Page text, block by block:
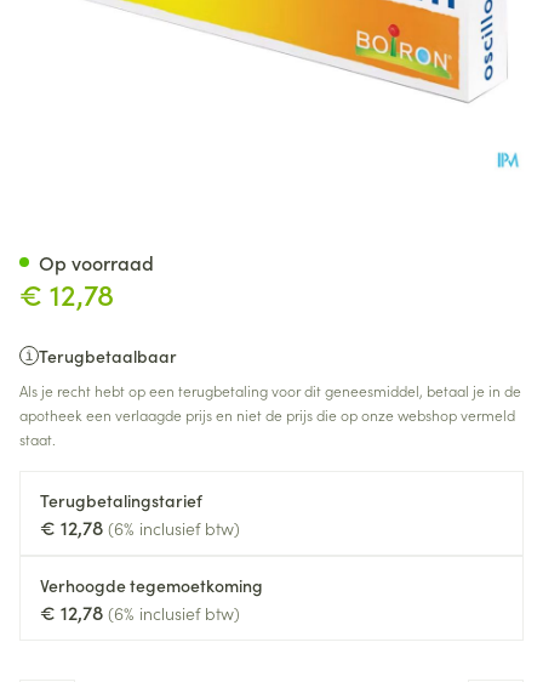
€ 12,78
Terugbetaalbaar
Als je recht hebt op een terugbetaling voor dit geneesmiddel, betaal je in de
apotheek een verlaagde prijs en niet de prijs die op onze webshop vermeld
staat.
Terugbetalingstarief
€ 12,78 (6% inclusief btw)
Verhoogde tegemoetkoming
€ 12,78 (6% inclusief btw)
Op voorraad